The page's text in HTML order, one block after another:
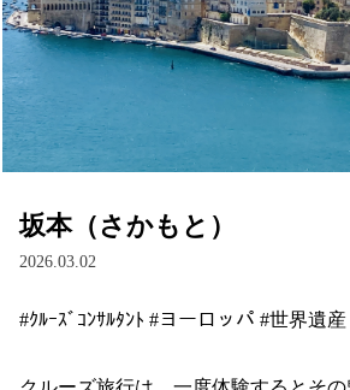
坂本（さかもと）
2026.03.02
#ｸﾙｰｽﾞｺﾝｻﾙﾀﾝﾄ #ヨーロッパ #世界遺産